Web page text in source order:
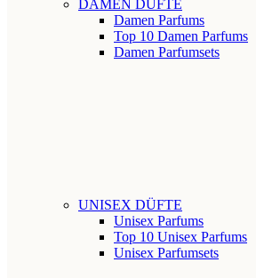
DAMEN DÜFTE
Damen Parfums
Top 10 Damen Parfums
Damen Parfumsets
UNISEX DÜFTE
Unisex Parfums
Top 10 Unisex Parfums
Unisex Parfumsets